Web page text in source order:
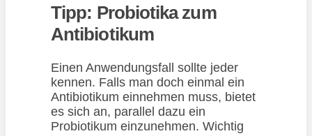
Tipp: Probiotika zum
Antibiotikum
Einen Anwendungsfall sollte jeder
kennen. Falls man doch einmal ein
Antibiotikum einnehmen muss, bietet
es sich an, parallel dazu ein
Probiotikum einzunehmen. Wichtig